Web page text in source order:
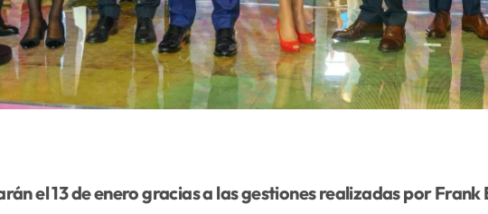
el 13 de enero gracias a las gestiones realizadas por